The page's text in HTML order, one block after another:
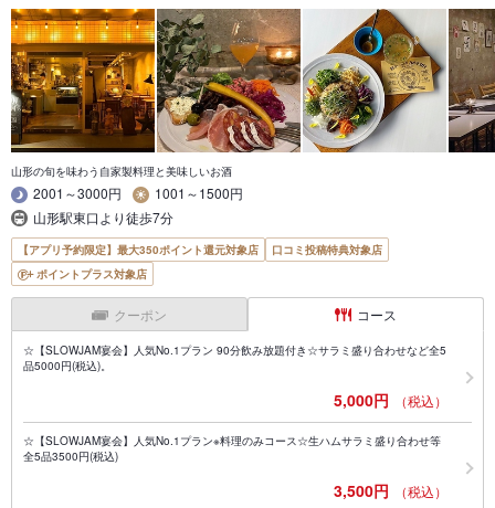
山形の旬を味わう自家製料理と美味しいお酒
2001～3000円
1001～1500円
山形駅東口より徒歩7分
【アプリ予約限定】最大350ポイント還元対象店
口コミ投稿特典対象店
ポイントプラス対象店
クーポン コース
☆【SLOWJAM宴会】人気No.1プラン 90分飲み放題付き☆サラミ盛り合わせなど全5
品5000円(税込)。
5,000円 （税込）
☆【SLOWJAM宴会】人気No.1プラン※料理のみコース☆生ハムサラミ盛り合わせ等
全5品3500円(税込)
3,500円 （税込）